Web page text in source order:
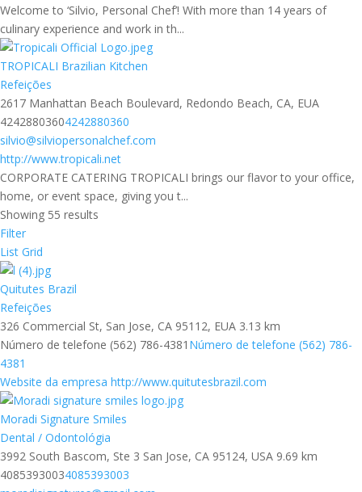
Welcome to ‘Silvio, Personal Chef’! With more than 14 years of
culinary experience and work in th...
TROPICALI Brazilian Kitchen
Refeições
2617 Manhattan Beach Boulevard, Redondo Beach, CA, EUA
42428803604242880360
silvio@silviopersonalchef.com
http://www.tropicali.net
CORPORATE CATERING TROPICALI brings our flavor to your office,
home, or event space, giving you t...
Showing 55 results
Filter
List Grid
Quitutes Brazil
Refeições
326 Commercial St, San Jose, CA 95112, EUA 3.13 km
Número de telefone (562) 786-4381 Número de telefone (562) 786-
4381
Website da empresa http://www.quitutesbrazil.com
Moradi Signature Smiles
Dental / Odontológia
3992 South Bascom, Ste 3 San Jose, CA 95124, USA 9.69 km
40853930034085393003